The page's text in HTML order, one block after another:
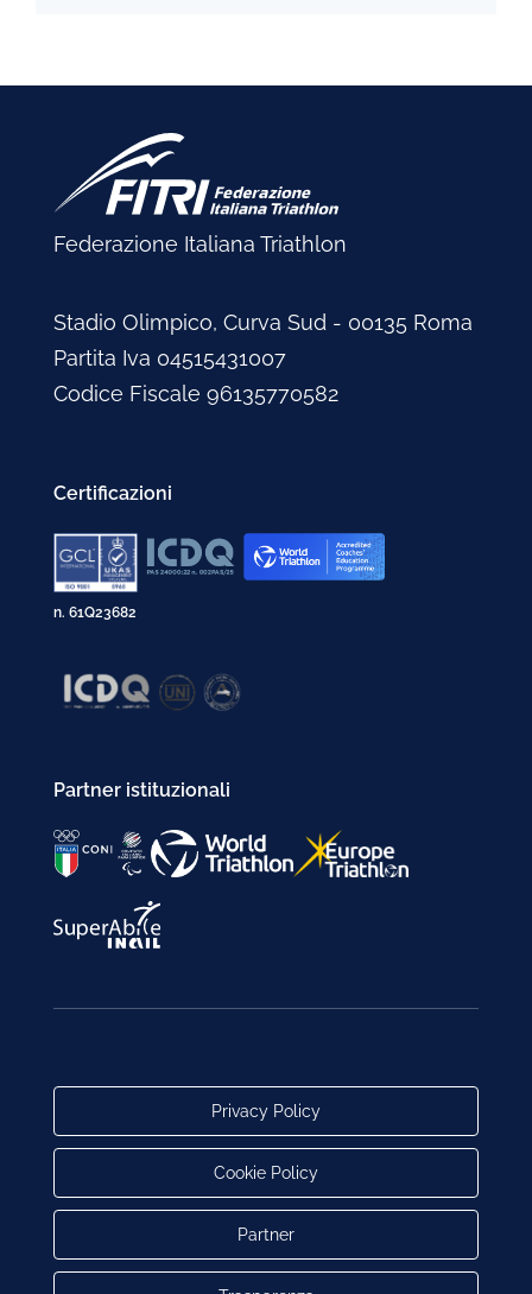
Federazione Italiana Triathlon
Stadio Olimpico, Curva Sud - 00135 Roma
Partita Iva 04515431007
Codice Fiscale 96135770582
Certificazioni
n. 61Q23682
Partner istituzionali
Privacy Policy
Cookie Policy
Partner